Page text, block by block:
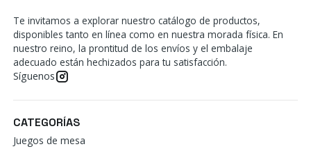
Te invitamos a explorar nuestro catálogo de productos,
disponibles tanto en línea como en nuestra morada física. En
nuestro reino, la prontitud de los envíos y el embalaje
adecuado están hechizados para tu satisfacción.
Síguenos
CATEGORÍAS
Juegos de mesa